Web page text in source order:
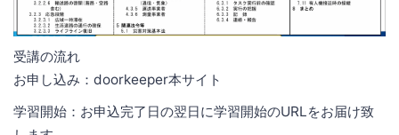
受講の流れ
お申し込み：doorkeeper本サイト
学習開始：お申込完了日の翌日に学習開始のURLをお届け致